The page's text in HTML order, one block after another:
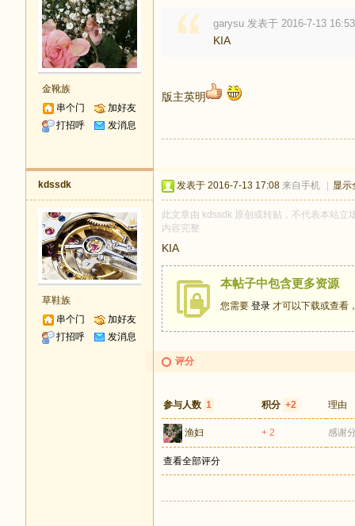
金靴族
串个门
加好友
打招呼
发消息
garysu 发表于 2016-7-13 16:53
KIA
版主英明
kdssdk
草鞋族
串个门
加好友
打招呼
发消息
发表于 2016-7-13 17:08 来自手机 显示
此文章由 kdssdk 原创或转贴，不代表本站
内容完整
KIA
本帖子中包含更多资源
您需要 登录 才可以下载或查看
评分
参与人数 1 积分 +2 理由
渔妇 + 2 感谢
查看全部评分